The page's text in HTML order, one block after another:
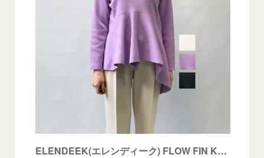
ELENDEEK(エレンディーク) FLOW FIN KT 2022春物新作 [送料無料] | BIEN MORE Net Store ファッション レディース セレクトショップ powered b